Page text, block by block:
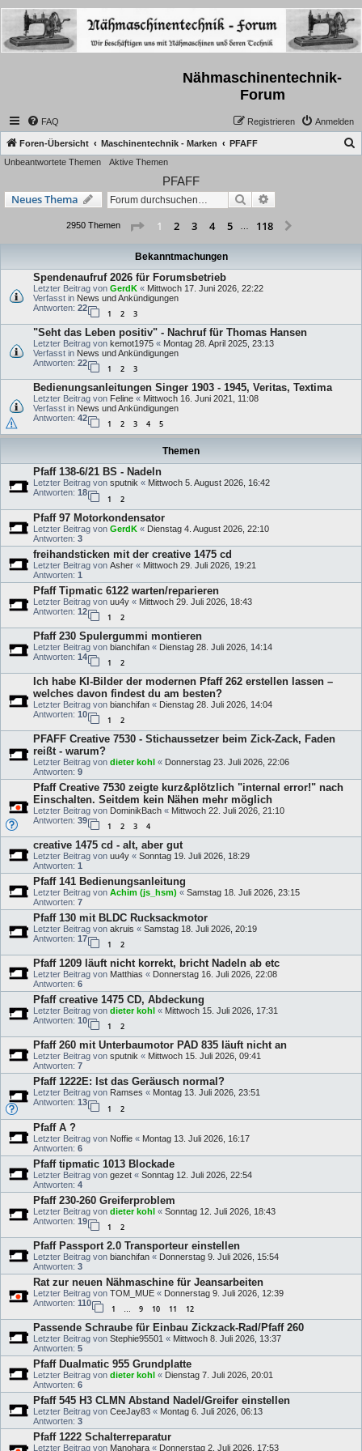
Nähmaschinentechnik-
Forum
FAQ Anmelden
Registrieren
Foren-Übersicht Maschinentechnik - Marken PFAFF
Unbeantwortete Themen Aktive Themen
PFAFF
Neues Thema Suche
2950 Themen Seite 1von 118
1 2 3 4 5 … 118
Bekanntmachungen
Spendenaufruf 2026 für Forumsbetrieb
Letzter Beitrag von GerdK « Mittwoch 17. Juni 2026, 22:22
Verfasst in News und Ankündigungen
Antworten: 22
1 2 3
"Seht das Leben positiv" - Nachruf für Thomas Hansen
Letzter Beitrag von kemot1975 « Montag 28. April 2025, 23:13
Verfasst in News und Ankündigungen
Antworten: 22
1 2 3
Bedienungsanleitungen Singer 1903 - 1945, Veritas, Textima
Letzter Beitrag von Feline « Mittwoch 16. Juni 2021, 11:08
Verfasst in News und Ankündigungen
Antworten: 42
1 2 3 4 5
Themen
Pfaff 138-6/21 BS - Nadeln
Letzter Beitrag von sputnik « Mittwoch 5. August 2026, 16:42
Antworten: 18
1 2
Pfaff 97 Motorkondensator
Letzter Beitrag von GerdK « Dienstag 4. August 2026, 22:10
Antworten: 3
freihandsticken mit der creative 1475 cd
Letzter Beitrag von Asher « Mittwoch 29. Juli 2026, 19:21
Antworten: 1
Pfaff Tipmatic 6122 warten/reparieren
Letzter Beitrag von uu4y « Mittwoch 29. Juli 2026, 18:43
Antworten: 12
1 2
Pfaff 230 Spulergummi montieren
Letzter Beitrag von bianchifan « Dienstag 28. Juli 2026, 14:14
Antworten: 14
1 2
Ich habe KI-Bilder der modernen Pfaff 262 erstellen lassen –
welches davon findest du am besten?
Letzter Beitrag von bianchifan « Dienstag 28. Juli 2026, 14:04
Antworten: 10
1 2
PFAFF Creative 7530 - Stichaussetzer beim Zick-Zack, Faden
reißt - warum?
Letzter Beitrag von dieter kohl « Donnerstag 23. Juli 2026, 22:06
Antworten: 9
Pfaff Creative 7530 zeigte kurz&plötzlich "internal error!" nach
Einschalten. Seitdem kein Nähen mehr möglich
Letzter Beitrag von DominikBach « Mittwoch 22. Juli 2026, 21:10
Antworten: 39
1 2 3 4
creative 1475 cd - alt, aber gut
Letzter Beitrag von uu4y « Sonntag 19. Juli 2026, 18:29
Antworten: 1
Pfaff 141 Bedienungsanleitung
Letzter Beitrag von Achim (js_hsm) « Samstag 18. Juli 2026, 23:15
Antworten: 7
Pfaff 130 mit BLDC Rucksackmotor
Letzter Beitrag von akruis « Samstag 18. Juli 2026, 20:19
Antworten: 17
1 2
Pfaff 1209 läuft nicht korrekt, bricht Nadeln ab etc
Letzter Beitrag von Matthias « Donnerstag 16. Juli 2026, 22:08
Antworten: 6
Pfaff creative 1475 CD, Abdeckung
Letzter Beitrag von dieter kohl « Mittwoch 15. Juli 2026, 17:31
Antworten: 10
1 2
Pfaff 260 mit Unterbaumotor PAD 835 läuft nicht an
Letzter Beitrag von sputnik « Mittwoch 15. Juli 2026, 09:41
Antworten: 7
Pfaff 1222E: Ist das Geräusch normal?
Letzter Beitrag von Ramses « Montag 13. Juli 2026, 23:51
Antworten: 13
1 2
Pfaff A ?
Letzter Beitrag von Noffie « Montag 13. Juli 2026, 16:17
Antworten: 6
Pfaff tipmatic 1013 Blockade
Letzter Beitrag von gezet « Sonntag 12. Juli 2026, 22:54
Antworten: 4
Pfaff 230-260 Greiferproblem
Letzter Beitrag von dieter kohl « Sonntag 12. Juli 2026, 18:43
Antworten: 19
1 2
Pfaff Passport 2.0 Transporteur einstellen
Letzter Beitrag von bianchifan « Donnerstag 9. Juli 2026, 15:54
Antworten: 3
Rat zur neuen Nähmaschine für Jeansarbeiten
Letzter Beitrag von TOM_MUE « Donnerstag 9. Juli 2026, 12:39
Antworten: 110
1 9 10 11 12
Passende Schraube für Einbau Zickzack-Rad/Pfaff 260
Letzter Beitrag von Stephie95501 « Mittwoch 8. Juli 2026, 13:37
Antworten: 5
Pfaff Dualmatic 955 Grundplatte
Letzter Beitrag von dieter kohl « Dienstag 7. Juli 2026, 20:01
Antworten: 6
Pfaff 545 H3 CLMN Abstand Nadel/Greifer einstellen
Letzter Beitrag von CeeJay83 « Montag 6. Juli 2026, 06:13
Antworten: 3
Pfaff 1222 Schalterreparatur
Letzter Beitrag von Manohara « Donnerstag 2. Juli 2026, 17:53